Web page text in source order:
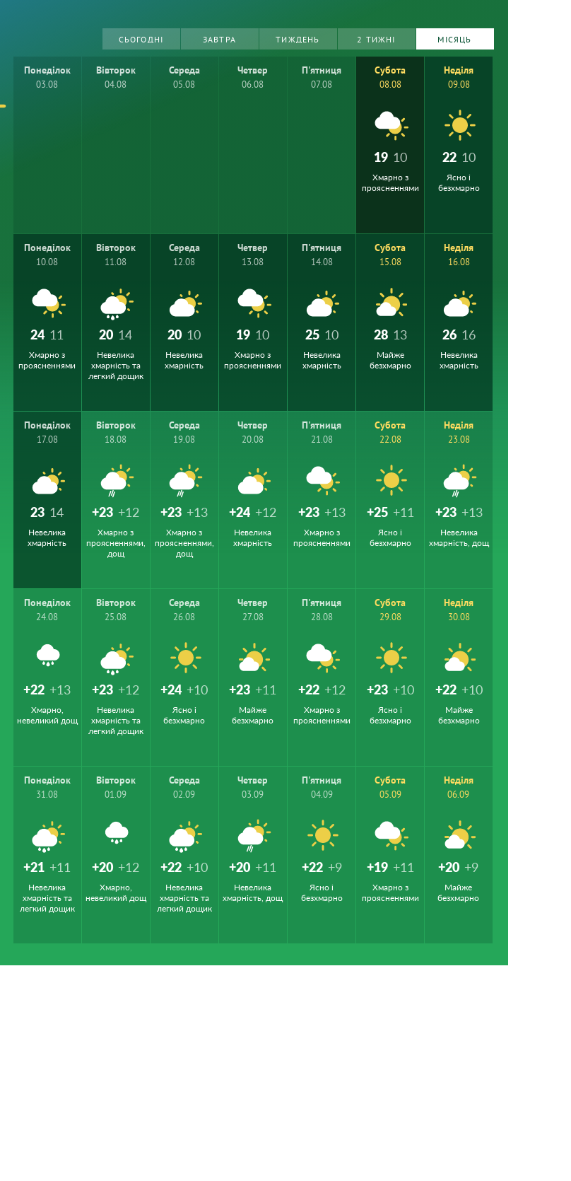
СЬОГОДНІ ЗАВТРА ТИЖДЕНЬ 2 ТИЖНІ МІСЯЦЬ
Понеділок
03.08
Вівторок
04.08
Середа
05.08
Четвер
06.08
П'ятниця
07.08
Субота
08.08
19 10
Хмарно з
проясненнями
Неділя
09.08
22 10
Ясно і
безхмарно
Понеділок
10.08
24 11
Хмарно з
проясненнями
Вівторок
11.08
20 14
Невелика
хмарність та
легкий дощик
Середа
12.08
20 10
Невелика
хмарність
Четвер
13.08
19 10
Хмарно з
проясненнями
П'ятниця
14.08
25 10
Невелика
хмарність
Субота
15.08
28 13
Майже
безхмарно
Неділя
16.08
26 16
Невелика
хмарність
Понеділок
17.08
23 14
Невелика
хмарність
Вівторок
18.08
+23 +12
Хмарно з
проясненнями,
дощ
Середа
19.08
+23 +13
Хмарно з
проясненнями,
дощ
Четвер
20.08
+24 +12
Невелика
хмарність
П'ятниця
21.08
+23 +13
Хмарно з
проясненнями
Субота
22.08
+25 +11
Ясно і
безхмарно
Неділя
23.08
+23 +13
Невелика
хмарність, дощ
Понеділок
24.08
+22 +13
Хмарно,
невеликий дощ
Вівторок
25.08
+23 +12
Невелика
хмарність та
легкий дощик
Середа
26.08
+24 +10
Ясно і
безхмарно
Четвер
27.08
+23 +11
Майже
безхмарно
П'ятниця
28.08
+22 +12
Хмарно з
проясненнями
Субота
29.08
+23 +10
Ясно і
безхмарно
Неділя
30.08
+22 +10
Майже
безхмарно
Понеділок
31.08
+21 +11
Невелика
хмарність та
легкий дощик
Вівторок
01.09
+20 +12
Хмарно,
невеликий дощ
Середа
02.09
+22 +10
Невелика
хмарність та
легкий дощик
Четвер
03.09
+20 +11
Невелика
хмарність, дощ
П'ятниця
04.09
+22 +9
Ясно і
безхмарно
Субота
05.09
+19 +11
Хмарно з
проясненнями
Неділя
06.09
+20 +9
Майже
безхмарно